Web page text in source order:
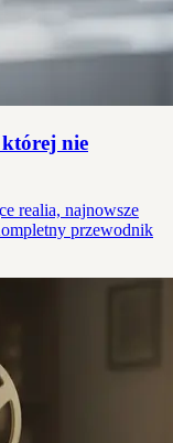
nie
realia, najnowsze
przewodnik